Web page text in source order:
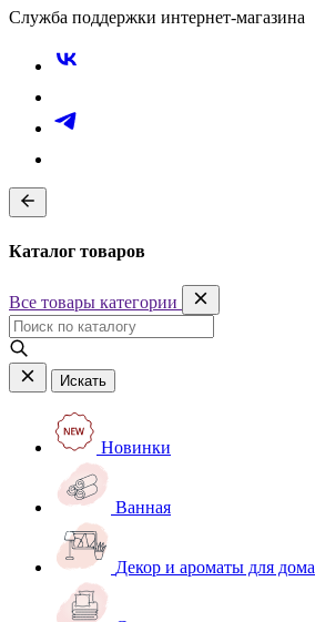
Служба поддержки интернет-магазина
Каталог товаров
Все товары категории
Искать
Новинки
Ванная
Декор и ароматы для дома